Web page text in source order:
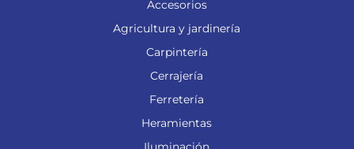
Accesorios
Agricultura y jardinería
Carpintería
Cerrajería
Ferretería
Heramientas